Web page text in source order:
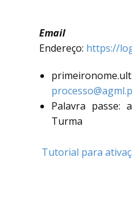
Email
Endereço: https://
Palavra passe:
Turma
Tutorial para